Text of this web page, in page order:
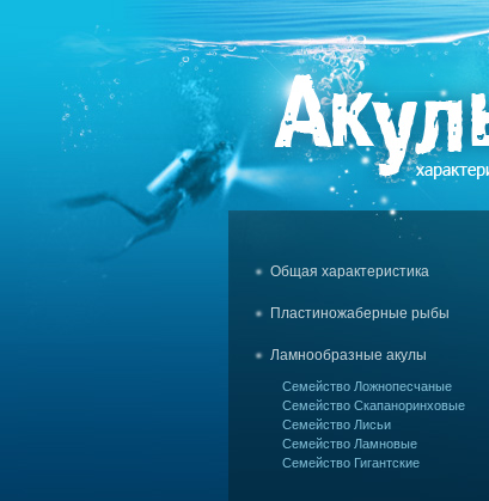
Общая характеристика
Пластиножаберные рыбы
Ламнообразные акулы
Семейство Ложнопесчаные
Семейство Скапаноринховые
Семейство Лисьи
Семейство Ламновые
Семейство Гигантские